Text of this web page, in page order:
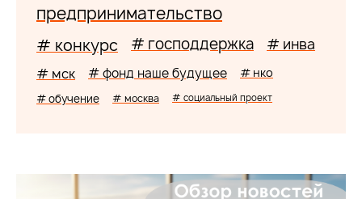
предпринимательство
# конкурс # господдержка # инва
# мск # фонд наше будущее # нко
# обучение # москва # социальный проект